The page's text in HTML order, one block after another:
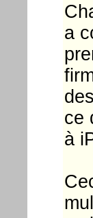
a
ce
à